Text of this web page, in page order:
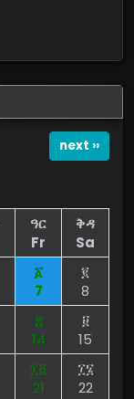
next ››
ዓር
Fr
ቅዳ
Sa
፩
7
፪
8
፰
14
፱
15
፲፭
21
፲፮
22